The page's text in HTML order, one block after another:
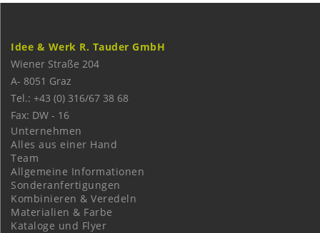
Idee & Werk R. Tauder GmbH
Wiener Straße 204
A- 8051 Graz
Tel.: +43 (0) 316/67 38 68
Fax: DW - 16
Unternehmen
Alles aus einer Hand
Team
Allgemeine Informationen
Sonderanfertigungen
Kombinieren & Veredeln
Materialien & Farbe
Kataloge und Flyer